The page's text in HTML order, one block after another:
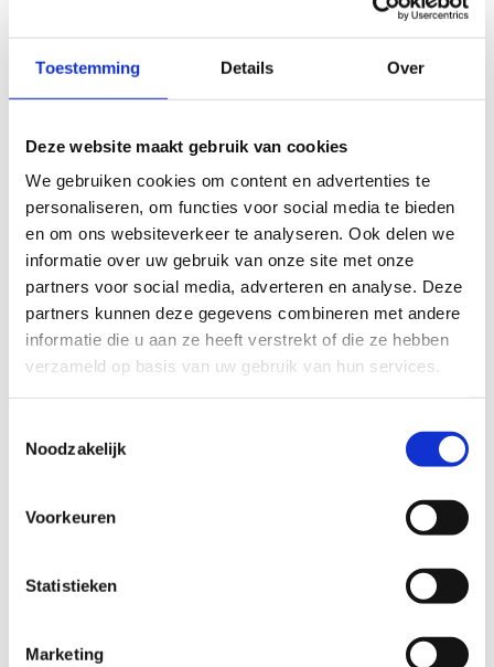
Toestemming Details Over
Deze website maakt gebruik van cookies
We gebruiken cookies om content en advertenties te
personaliseren, om functies voor social media te bieden
en om ons websiteverkeer te analyseren. Ook delen we
informatie over uw gebruik van onze site met onze
partners voor social media, adverteren en analyse. Deze
partners kunnen deze gegevens combineren met andere
informatie die u aan ze heeft verstrekt of die ze hebben
verzameld op basis van uw gebruik van hun services.
Noodzakelijk
Voorkeuren
Statistieken
Marketing